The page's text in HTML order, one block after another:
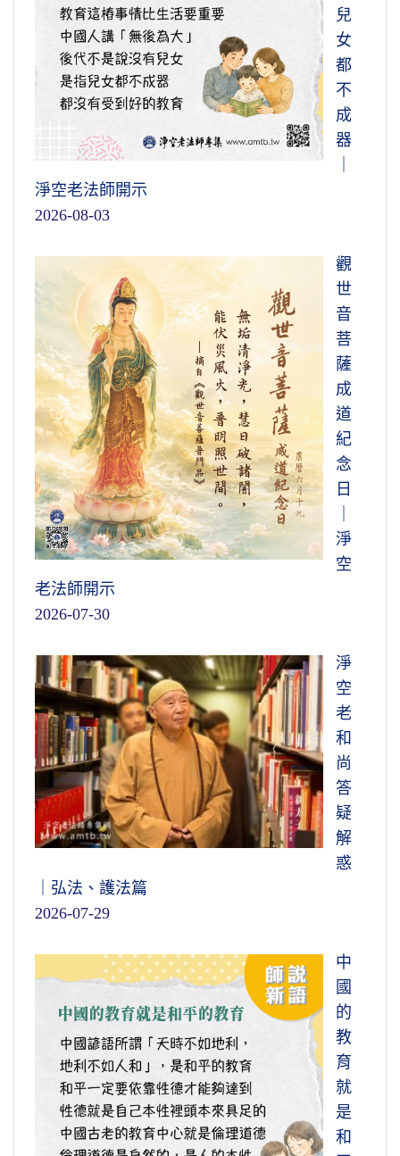
兒
女
都
不
成
器
淨空老法師開示
2026-08-03
觀
世
音
菩
薩
成
道
紀
念
日
淨
空
老法師開示
2026-07-30
淨
空
老
和
尚
答
疑
解
惑
｜弘法、護法篇
2026-07-29
中
國
的
教
育
就
是
和